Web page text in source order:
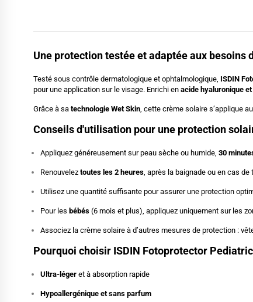
Une protection testée et adaptée aux besoins
Testé sous contrôle dermatologique et ophtalmologique, ISDIN
pour une application sur le visage. Enrichi en acide hyaluronique
Grâce à sa technologie Wet Skin, cette crème solaire s’applique
Conseils d'utilisation pour une protection
Appliquez généreusement sur peau sèche ou humide, 30
Renouvelez toutes les 2 heures, après la baignade ou en cas
Utilisez une quantité suffisante pour assurer une protection
Pour les bébés (6 mois et plus), appliquez uniquement sur les
Associez la crème solaire à d’autres mesures de protection :
Pourquoi choisir ISDIN Fotoprotector
Ultra-léger et à absorption rapide
Hypoallergénique et sans parfum